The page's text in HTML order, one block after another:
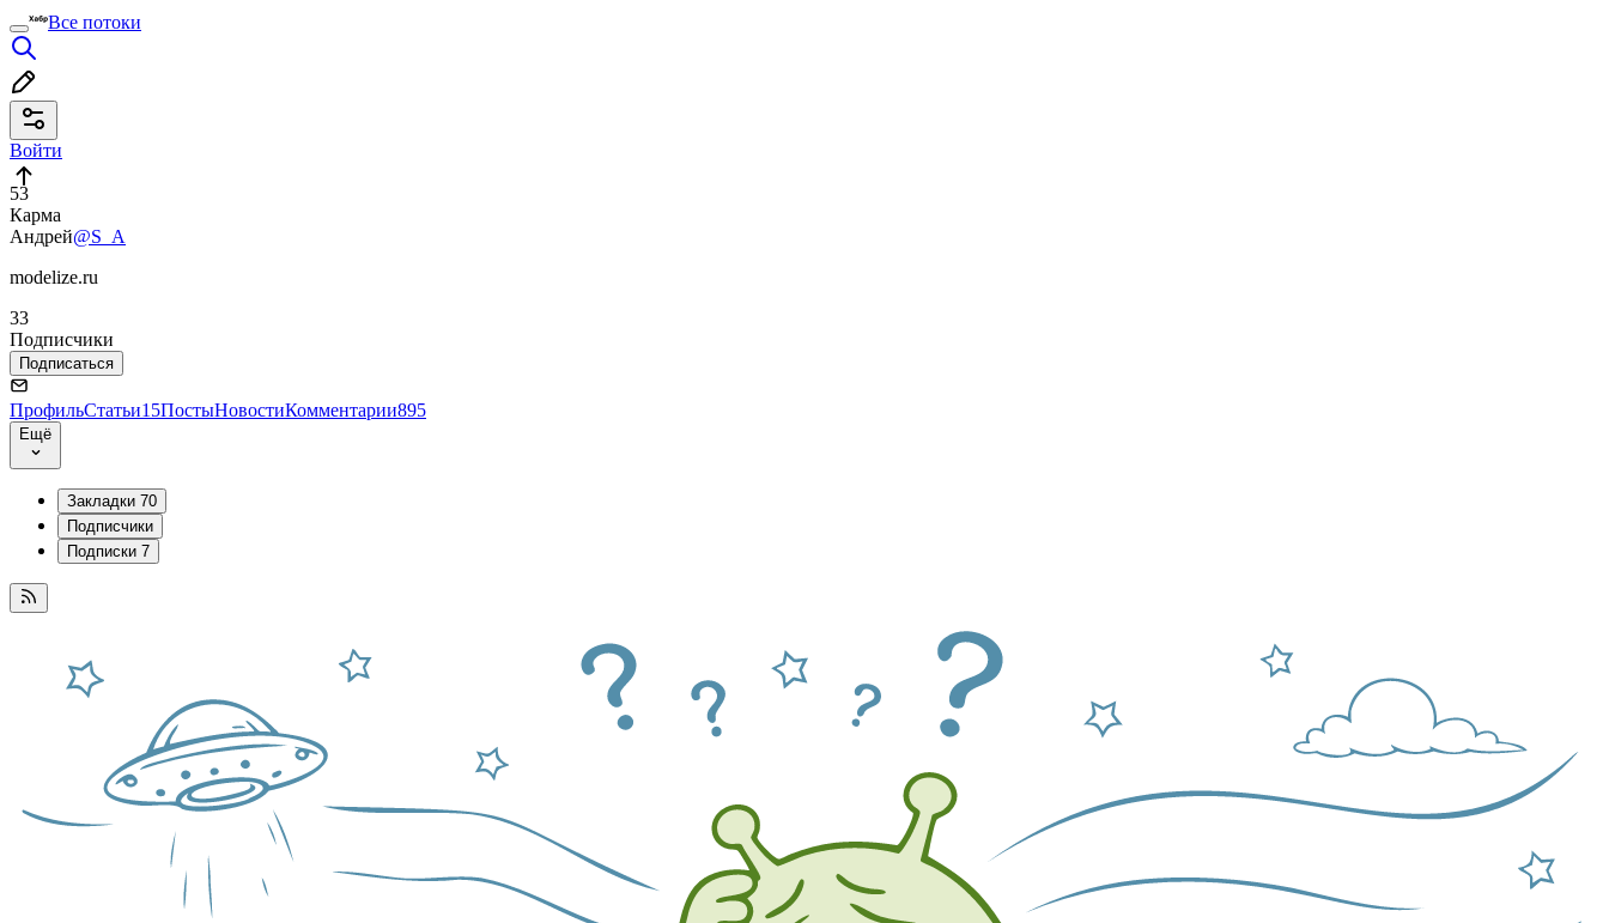
Все потоки
Войти
53
Карма
Андрей@S_A
modelize.ru
33
Подписчики
Подписаться
ПрофильСтатьи15ПостыНовостиКомментарии895
Ещё
Закладки 70
Подписчики
Подписки 7